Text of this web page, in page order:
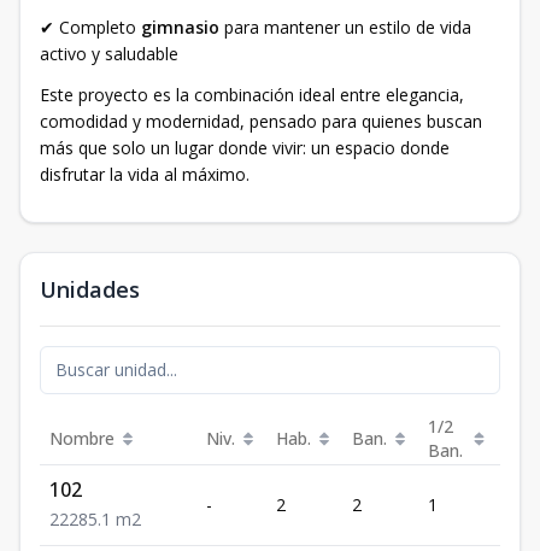
✔ Completo gimnasio para mantener un estilo de vida
activo y saludable
Este proyecto es la combinación ideal entre elegancia,
comodidad y modernidad, pensado para quienes buscan
más que solo un lugar donde vivir: un espacio donde
disfrutar la vida al máximo.
Unidades
Nombre Niv. Hab. Ban.
1/2
Ban.
102
22285.1 m2
- 2 2 1